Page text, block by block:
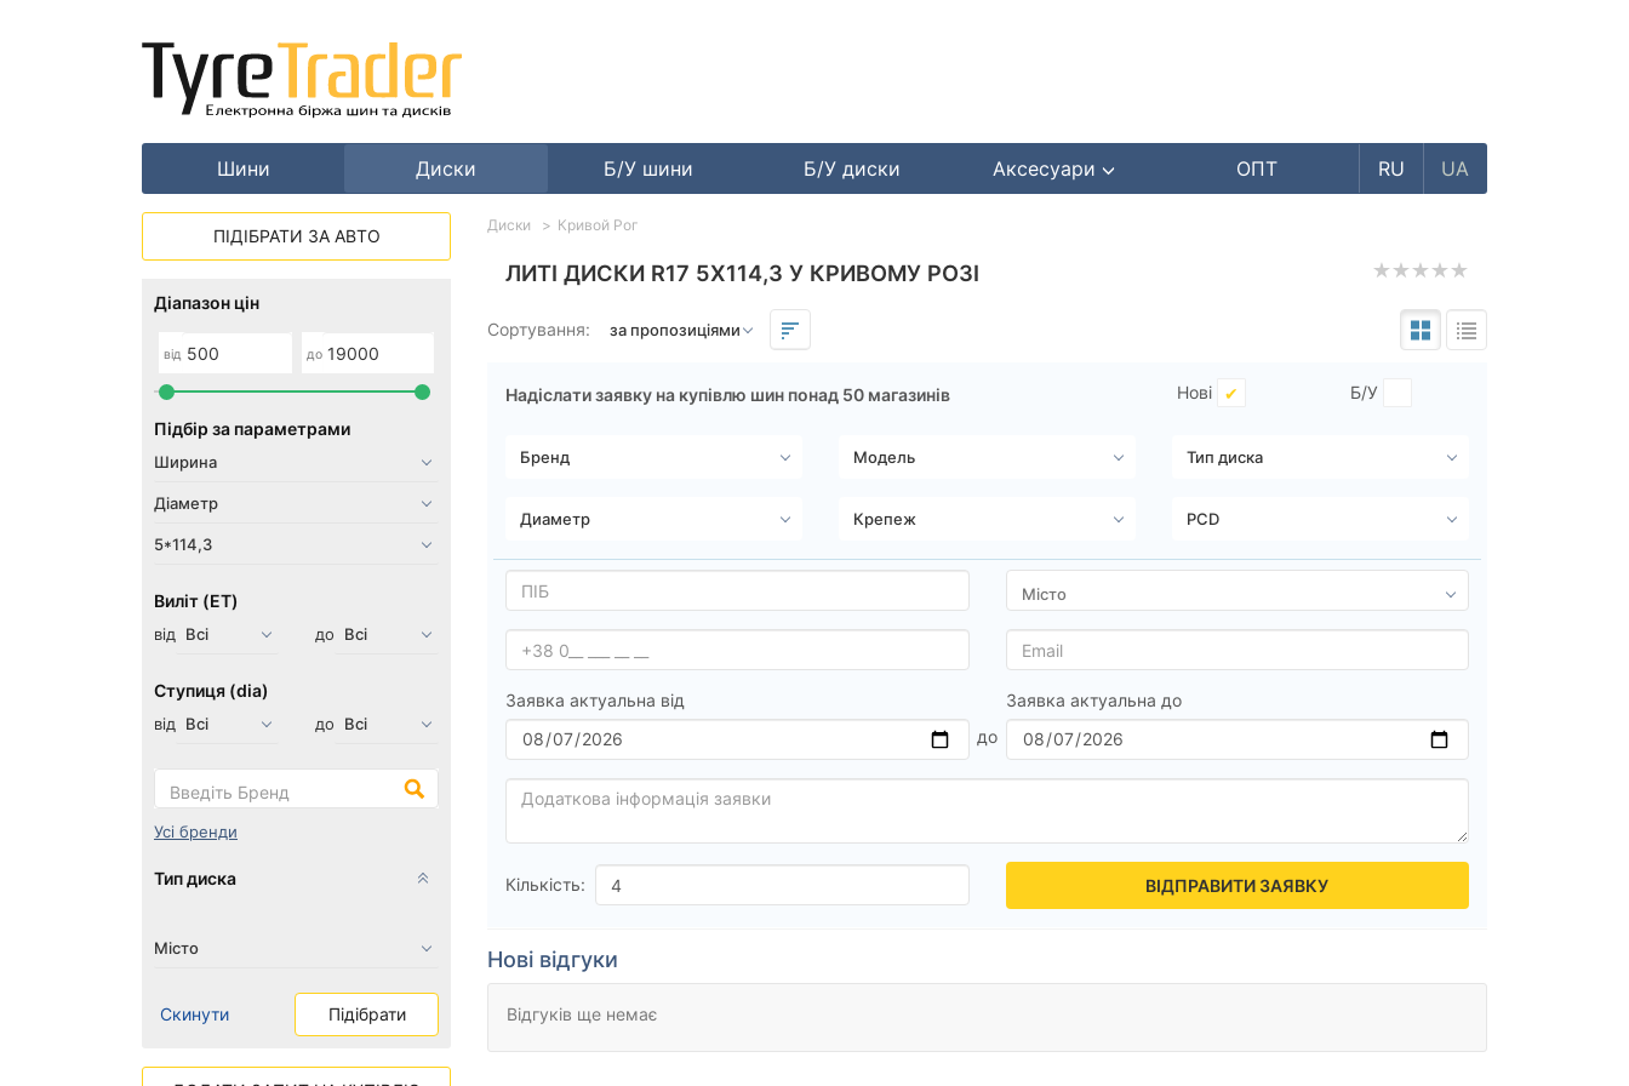
Шини Диски Б/У шини Б/У диски Аксесуари ОПТ RU UA
ЛИТІ ДИСКИ R17 5X114,3 У КРИВОМУ РОЗІ
Сортування:
Надіслати заявку на купівлю шин понад 50 магазинів Нові Б/У
Заявка актуальна від Заявка актуальна до
Кількість: ВІДПРАВИТИ ЗАЯВКУ
Нові відгуки
Відгуків ще немає
Диски Кривой Рог
ПІДІБРАТИ ЗА АВТО
Діапазон цін
від до
Підбір за параметрами
Виліт (ET)
від до
Ступиця (dia)
від до
Усі бренди
Тип диска
Скинути Підібрати